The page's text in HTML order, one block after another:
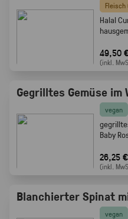
Fleisch
Halal
49,50
(inkl.
Gegrilltes Gemüse im
vegan
Baby
26,25 €
(inkl.
vegan